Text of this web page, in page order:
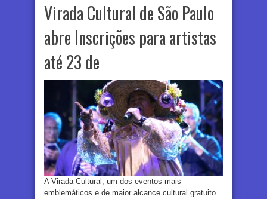
Virada Cultural de São Paulo
abre Inscrições para artistas
até 23 de
A Virada Cultural, um dos eventos mais
emblemáticos e de maior alcance cultural gratuito